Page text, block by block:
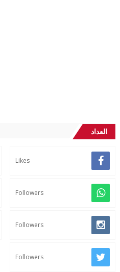
العداد
Likes
Followers
Followers
Followers